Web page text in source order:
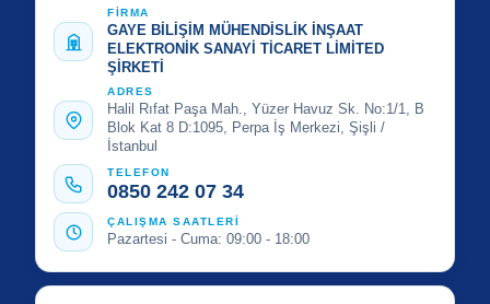
FİRMA
GAYE BİLİŞİM MÜHENDİSLİK İNŞAAT
ELEKTRONİK SANAYİ TİCARET LİMİTED
ŞİRKETİ
ADRES
Halil Rıfat Paşa Mah., Yüzer Havuz Sk. No:1/1, B
Blok Kat 8 D:1095, Perpa İş Merkezi, Şişli /
İstanbul
TELEFON
0850 242 07 34
ÇALIŞMA SAATLERİ
Pazartesi - Cuma: 09:00 - 18:00